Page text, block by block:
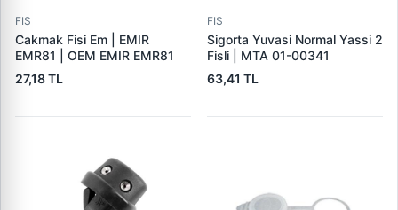
FIS
Cakmak Fisi Em | EMIR
EMR81 | OEM EMIR EMR81
27,18 TL
FIS
Sigorta Yuvasi Normal Yassi 2
Fisli | MTA 01-00341
63,41 TL